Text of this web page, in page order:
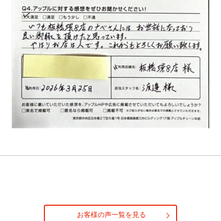
お客様の声一覧を見る